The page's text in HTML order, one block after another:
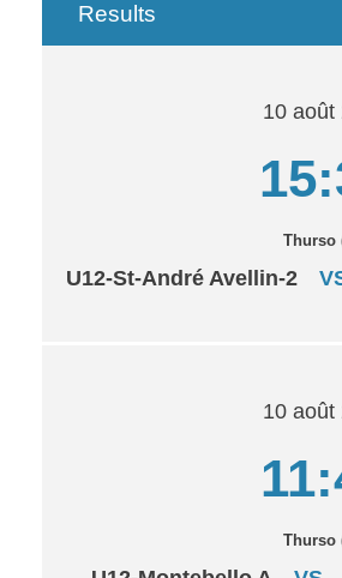
Results
10 août
Thurso
U12-St-André Avellin-2
10 août
Thurso